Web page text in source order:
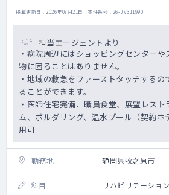
掲載更新日 : 2026年07月21日 案件番号 : 26-JV311990
担当エージェントより
・病院周辺にはショッピングセンター
物に困ることはありません。
・地域の救急をファーストタッチするの
ることができます。
・医師住宅完備、職員食堂、展望レス
ム、ボルダリング、温水プール（契約ホ
用可
勤務地 静岡県牧之原市
科目 リハビリテーショ